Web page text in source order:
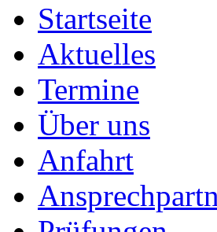
Startseite
Aktuelles
Termine
Über uns
Anfahrt